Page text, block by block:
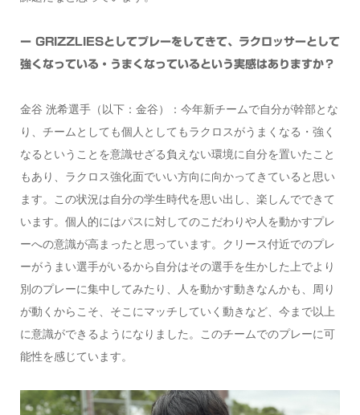
ー GRIZZLIESとしてプレーをしてきて、ラクロッサーとして
強くなっている・うまくなっているという実感はありますか？
金谷 洸希選手（以下：金谷）：今年新チームで自分が幹部とな
り、チームとしても個人としてもラクロスがうまくなる・強く
なるということを意識せざる負えない環境に自分を置いたこと
もあり、ラクロス強化面でいい方向に向かってきていると思い
ます。この状況は自分の学生時代を思い出し、楽しんでできて
います。個人的にはパスに対してのこだわりや人を動かすプレ
ーへの意識が高まったと思っています。クリース付近でのプレ
ーがうまい選手がいるから自分はその選手を生かした上でより
別のプレーに集中してみたり、人を動かす動きなんかも、周り
が動くからこそ、そこにマッチしていく動きなど、今まで以上
に意識ができるようになりました。このチームでのプレーに可
能性を感じています。